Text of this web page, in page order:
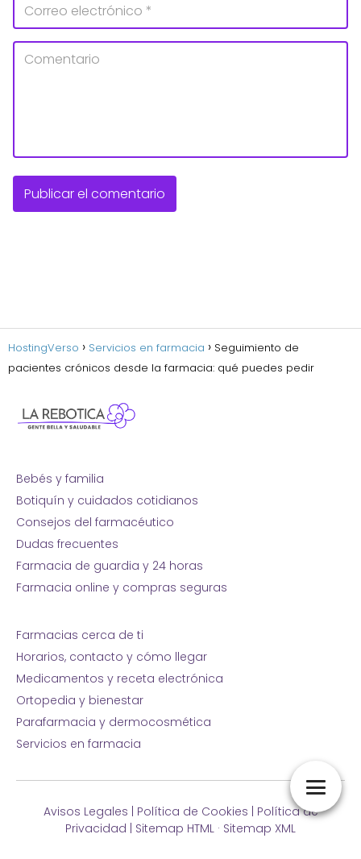
HostingVerso Servicios en farmacia
Seguimiento de
pacientes crónicos desde la farmacia: qué puedes pedir
Bebés y familia
Botiquín y cuidados cotidianos
Consejos del farmacéutico
Dudas frecuentes
Farmacia de guardia y 24 horas
Farmacia online y compras seguras
Farmacias cerca de ti
Horarios, contacto y cómo llegar
Medicamentos y receta electrónica
Ortopedia y bienestar
Parafarmacia y dermocosmética
Servicios en farmacia
Avisos Legales Política de Cookies
Política de
Privacidad
Sitemap HTML · Sitemap XML